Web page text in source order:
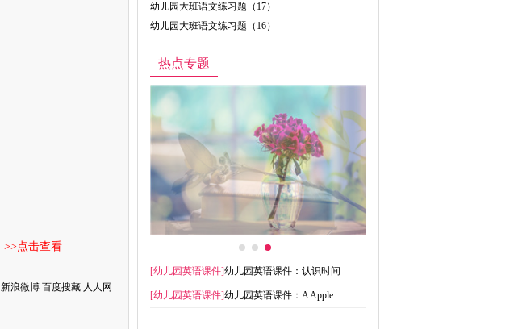
>>点击查看
新浪微博 百度搜藏 人人网
幼儿园大班语文练习题（17）
幼儿园大班语文练习题（16）
热点专题
[幼儿园英语课件]幼儿园英语课件：认识时间
[幼儿园英语课件]幼儿园英语课件：A Apple